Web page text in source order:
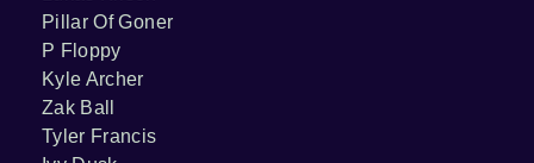
Pillar Of Goner
P Floppy
Kyle Archer
Zak Ball
Tyler Francis